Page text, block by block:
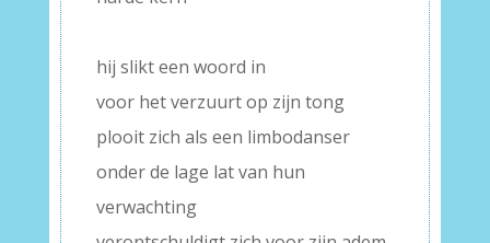
hij slikt een woord in
voor het verzuurt op zijn tong
plooit zich als een limbodanser
onder de lage lat van hun
verwachting